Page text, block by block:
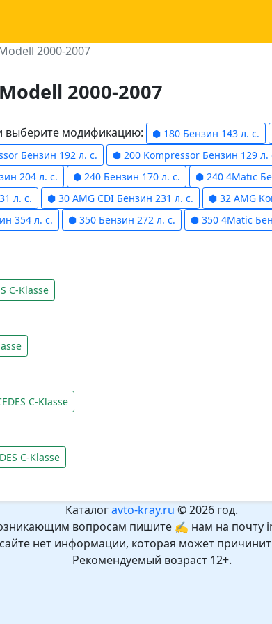
2000-2007
2000-2007
выберите модификацию: ⬢ 180 Бензин 143 л. с.
Бензин 192 л. с. ⬢ 200 Kompressor Бензин 129 л.
204 л. с. ⬢ 240 Бензин 170 л. с. ⬢ 240 4Matic
л. с. ⬢ 30 AMG CDI Бензин 231 л. с. ⬢ 32 AMG
354 л. с. ⬢ 350 Бензин 272 л. с. ⬢ 350 4Matic
C-Klasse
C-Klasse
C-Klasse
Каталогavto-kray.ru © 2026 год.
вопросам пишите ✍ нам на почту
нет информации, которая может
Рекомендуемый возраст 12+.